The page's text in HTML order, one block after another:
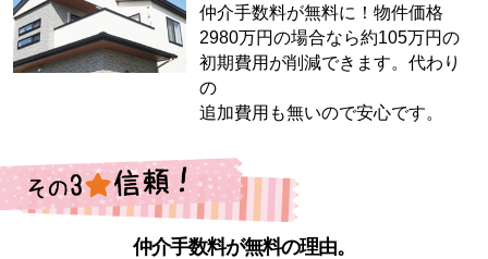
仲介手数料が無料に！物件価格
2980万円の場合なら約105万円の
初期費用が削減できます。代わり
の
追加費用も無いので安心です。
仲介手数料が無料の理由。